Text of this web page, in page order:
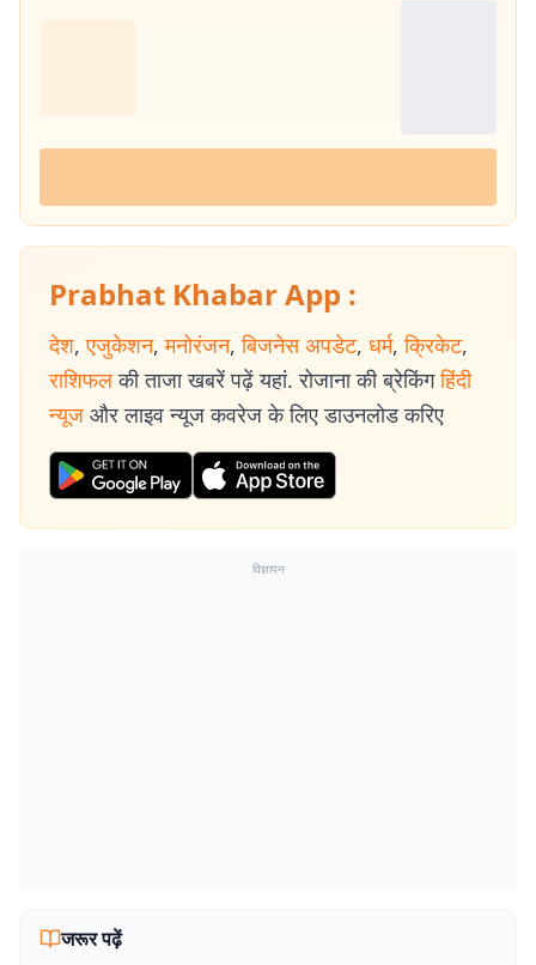
Prabhat Khabar App :
देश, एजुकेशन, मनोरंजन, बिजनेस अपडेट, धर्म, क्रिकेट,
राशिफल की ताजा खबरें पढ़ें यहां. रोजाना की ब्रेकिंग हिंदी
न्यूज और लाइव न्यूज कवरेज के लिए डाउनलोड करिए
विज्ञापन
जरूर पढ़ें